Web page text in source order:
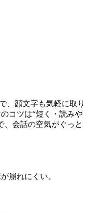
、顔文字も気軽に取り
コツは“短く・読みや
、会話の空気がぐっと
崩れにくい。